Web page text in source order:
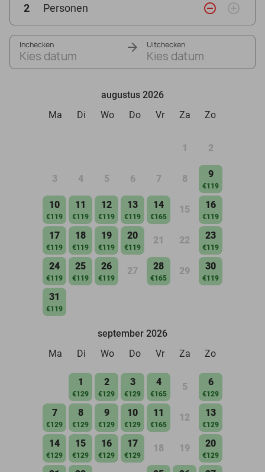
2 Personen remove_circle_outline add_circle_outline
Inchecken
Kies datum
Uitchecken
Kies datum
augustus 2026
Ma
Di Wo Do Vr Za Zo
1 2
3 4 5 6 7 8 9
€119
10
€119
11
€119
12
€119
13
€119
14
€165
15 16
€119
17
€119
18
€119
19
€119
20
€119
21 22 23
€119
24
€119
25
€119
26
€119
27 28
€165
29 30
€119
31
€119
september 2026
Ma
Di Wo Do Vr Za Zo
1
€129
2
€129
3
€129
4
€165
5 6
€129
7
€129
8
€129
9
€129
10
€129
11
€165
12 13
€129
14
€129
15
€129
16
€129
17
€129
18 19 20
€129